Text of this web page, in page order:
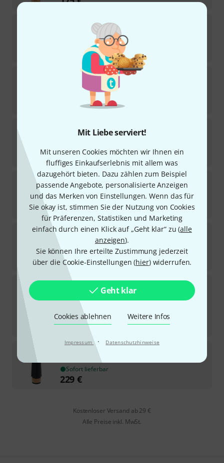
Mit Liebe serviert!
Mit unseren Cookies möchten wir Ihnen ein
fluffiges Einkaufserlebnis mit allem was
dazugehört bieten. Dazu zählen zum Beispiel
passende Angebote, personalisierte Anzeigen
und das Merken von Einstellungen. Wenn das für
Sie okay ist, stimmen Sie der Nutzung von Cookies
für Präferenzen, Statistiken und Marketing
einfach durch einen Klick auf „Geht klar“ zu (alle
anzeigen).
Sie können Ihre erteilte Zustimmung jederzeit
über die Cookie-Einstellungen (hier) widerrufen.
Geht klar
Cookies ablehnen Weitere Infos
Impressum · Datenschutzhinweise
Antique op.26 Weber wood
Sofort lieferbar
PlaynickFreude Bb-Clarinet
Sofort lieferbar
€
275€
PlaynickNommos Alpha B-Stock
Sofort lieferbar
149 €
PlaynickAntique Tosca Puccini B-Stock
Sofort lieferbar
192 €
PlaynickAntique Traviata Verdi B-Stock
Sofort lieferbar
189 €
30-Tage-Bestpreis:229 €
-17%
Nommos Alpha B-Stock
Sofort lieferbar
229 €
Kostenloser Versand ab 29 €
Alle Preise inkl. MwSt.